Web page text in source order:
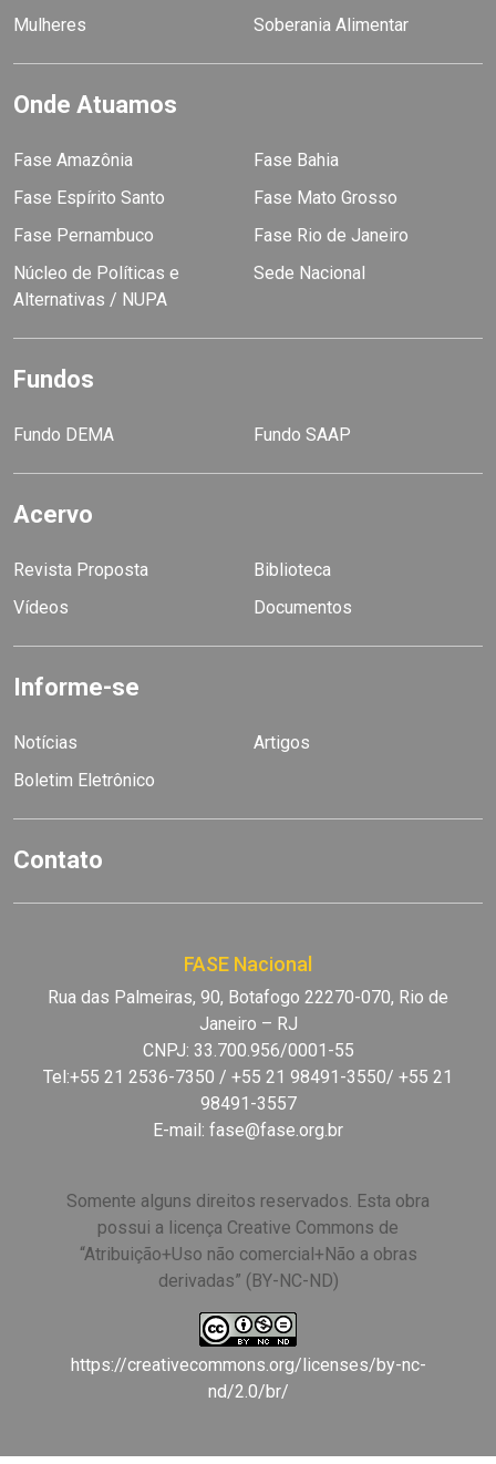
Mulheres
Soberania Alimentar
Onde Atuamos
Fase Amazônia
Fase Bahia
Fase Espírito Santo
Fase Mato Grosso
Fase Pernambuco
Fase Rio de Janeiro
Núcleo de Políticas e
Alternativas / NUPA
Sede Nacional
Fundos
Fundo DEMA Fundo SAAP
Acervo
Revista Proposta
Biblioteca
Vídeos
Documentos
Informe-se
Notícias
Artigos
Boletim Eletrônico
Contato
FASE Nacional
Rua das Palmeiras, 90, Botafogo 22270-070, Rio de
Janeiro – RJ
CNPJ: 33.700.956/0001-55
Tel:+55 21 2536-7350 / +55 21 98491-3550/ +55 21
98491-3557
E-mail: fase@fase.org.br
Somente alguns direitos reservados. Esta obra
possui a licença Creative Commons de
“Atribuição+Uso não comercial+Não a obras
derivadas” (BY-NC-ND)
https://creativecommons.org/licenses/by-nc-
nd/2.0/br/